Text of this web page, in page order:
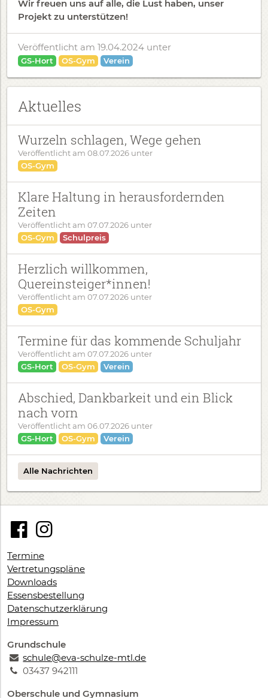
Wir freuen uns auf alle, die Lust haben, unser
Projekt zu unterstützen!
Veröffentlicht am 19.04.2024 unter
GS-Hort OS-Gym Verein
Aktuelles
Wurzeln schlagen, Wege gehen
Veröffentlicht am 08.07.2026 unter
OS-Gym
Klare Haltung in herausfordernden
Zeiten
Veröffentlicht am 07.07.2026 unter
OS-Gym
Schulpreis
Herzlich willkommen,
Quereinsteiger*innen!
Veröffentlicht am 07.07.2026 unter
OS-Gym
Termine für das kommende Schuljahr
Veröffentlicht am 07.07.2026 unter
GS-Hort
OS-Gym Verein
Abschied, Dankbarkeit und ein Blick
nach vorn
Veröffentlicht am 06.07.2026 unter
GS-Hort
OS-Gym Verein
Alle Nachrichten
Termine
Vertretungspläne
Downloads
Essensbestellung
Datenschutzerklärung
Impressum
Grundschule
schule@eva-schulze-mtl.de
03437 942111
Oberschule und Gymnasium